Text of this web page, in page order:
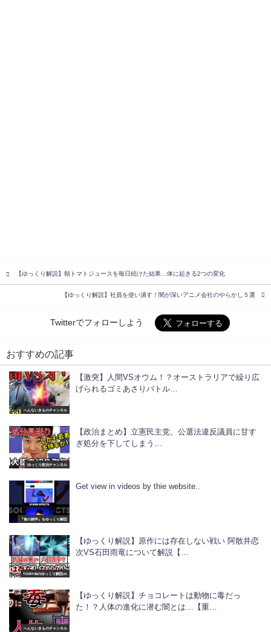
【ゆっくり解説】朝トマトジュースを毎日続けた結果…体に起きる2つの変化
【ゆっくり解説】社員を使い潰す！闇が深いアニメ会社のやらかし５選
Twitterでフォローしよう
おすすめの記事
へんないきものチャンネル
【激突】人間VSオウム！？オーストラリアで繰り広
げられるゴミあさりバトル…
ゆっくり政治チャンネル
【政治まとめ】立憲民主党、公選法違反議員に甘す
ぎ処分を下してしまう…
『食の雑学』をゆっくり解説
Get view in videos by thie website..
TOMY46のゆっくり解説ch
【ゆっくり解説】原作には存在しない戦い 阿散井恋
次VS石田雨竜について解説【…
へんないきものチャンネル
【ゆっくり解説】チョコレートは動物に毒だっ
た！？人体の進化に潜む闇とは…【重…